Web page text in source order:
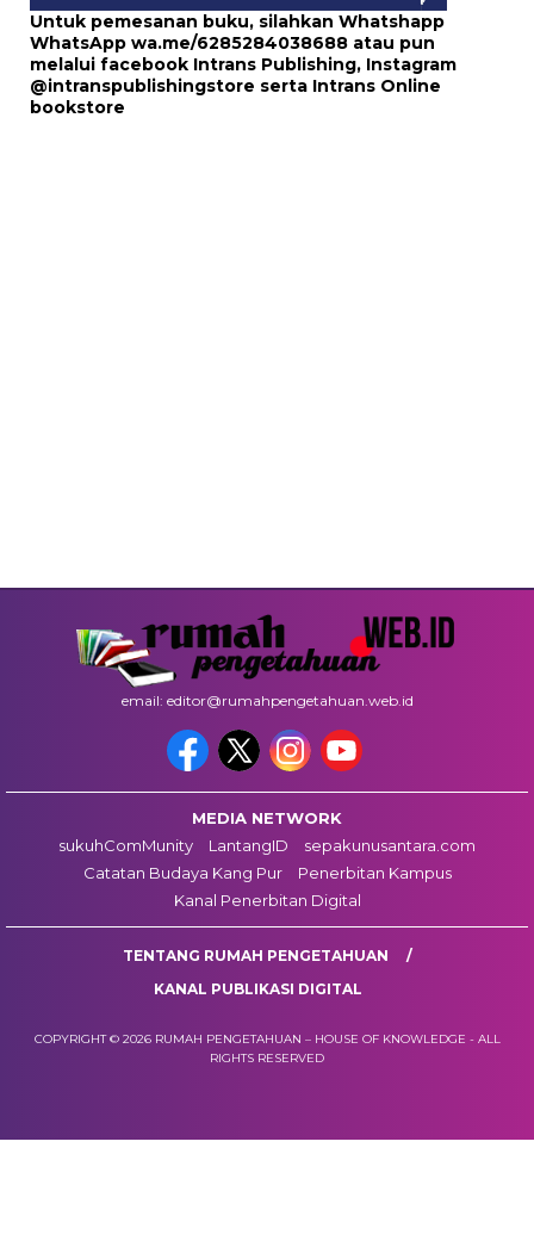
Untuk pemesanan buku, silahkan Whatshapp
WhatsApp wa.me/6285284038688 atau pun
melalui facebook Intrans Publishing, Instagram
@intranspublishingstore serta Intrans Online
bookstore
email: editor@rumahpengetahuan.web.id
MEDIA NETWORK
sukuhComMunity
LantangID
sepakunusantara.com
Catatan Budaya Kang Pur
Penerbitan Kampus
Kanal Penerbitan Digital
TENTANG RUMAH PENGETAHUAN
KANAL PUBLIKASI DIGITAL
COPYRIGHT © 2026 RUMAH PENGETAHUAN – HOUSE OF KNOWLEDGE - ALL
RIGHTS RESERVED